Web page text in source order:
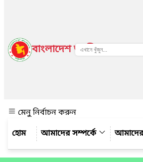
বাংলাদেশ জাতীয় তথ্য
মেনু নির্বাচন করুন
আমাদের সম্পর্কে